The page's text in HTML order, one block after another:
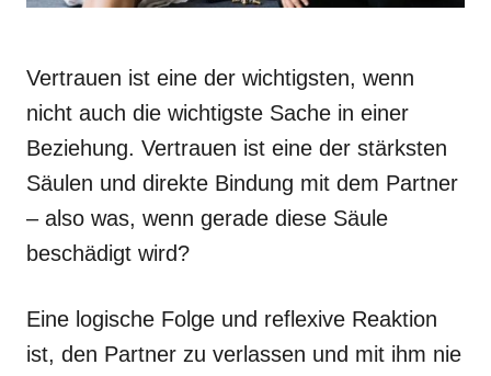
Vertrauen ist eine der wichtigsten, wenn
nicht auch die wichtigste Sache in einer
Beziehung. Vertrauen ist eine der stärksten
Säulen und direkte Bindung mit dem Partner
– also was, wenn gerade diese Säule
beschädigt wird?
Eine logische Folge und reflexive Reaktion
ist, den Partner zu verlassen und mit ihm nie